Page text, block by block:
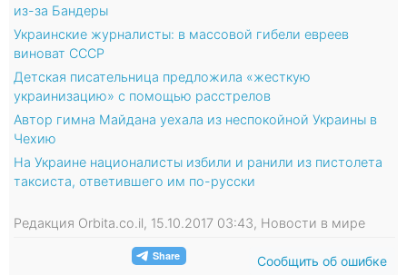
из-за Бандеры
Украинские журналисты: в массовой гибели евреев
виноват СССР
Детская писательница предложила «жесткую
украинизацию» с помощью расстрелов
Автор гимна Майдана уехала из неспокойной Украины в
Чехию
На Украине националисты избили и ранили из пистолета
таксиста, ответившего им по-русски
Редакция Orbita.co.il, 15.10.2017 03:43, Новости в мире
Сообщить об ошибке